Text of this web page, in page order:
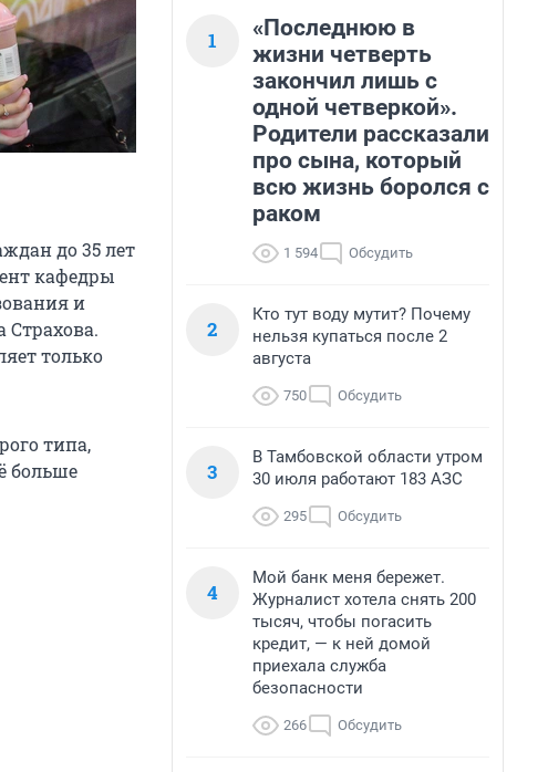
до 35 лет
кафедры
и
Страхова.
только
типа,
больше
1
«Последнюю в
жизни четверть
закончил лишь с
одной четверкой».
Родители рассказали
про сына, который
всю жизнь боролся с
раком
1 594 Обсудить
2
Кто тут воду мутит? Почему
нельзя купаться после 2
августа
750 Обсудить
3
В Тамбовской области утром
30 июля работают 183 АЗС
295 Обсудить
4
Мой банк меня бережет.
Журналист хотела снять 200
тысяч, чтобы погасить
кредит, — к ней домой
приехала служба
безопасности
266 Обсудить